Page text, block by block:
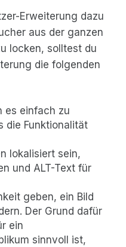
Erweiterung dazu
aus der ganzen
locken, solltest du
die folgenden
es einfach zu
die Funktionalität
lokalisiert sein,
und ALT-Text für
geben, ein Bild
Der Grund dafür
ein
sinnvoll ist,